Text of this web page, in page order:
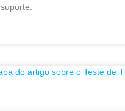
suporte.